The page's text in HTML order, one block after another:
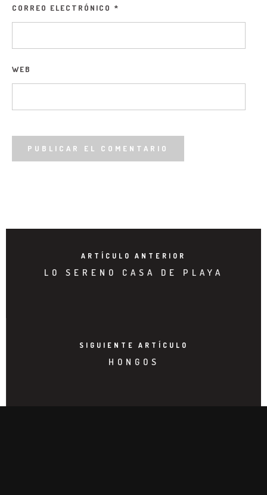
CORREO ELECTRÓNICO *
WEB
ARTÍCULO ANTERIOR
LO SERENO CASA DE PLAYA
SIGUIENTE ARTÍCULO
HONGOS